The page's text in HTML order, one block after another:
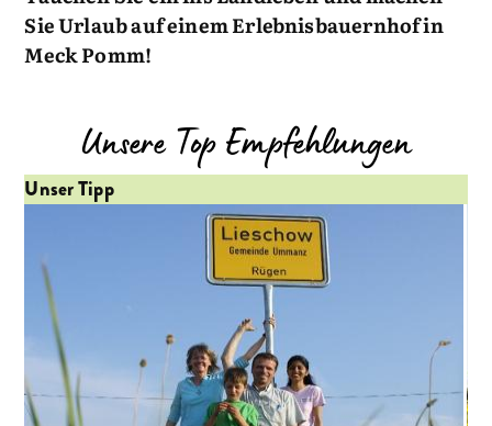
Sie Urlaub auf einem Erlebnisbauernhof in
Meck Pomm!
Unsere Top Empfehlungen
Unser Tipp